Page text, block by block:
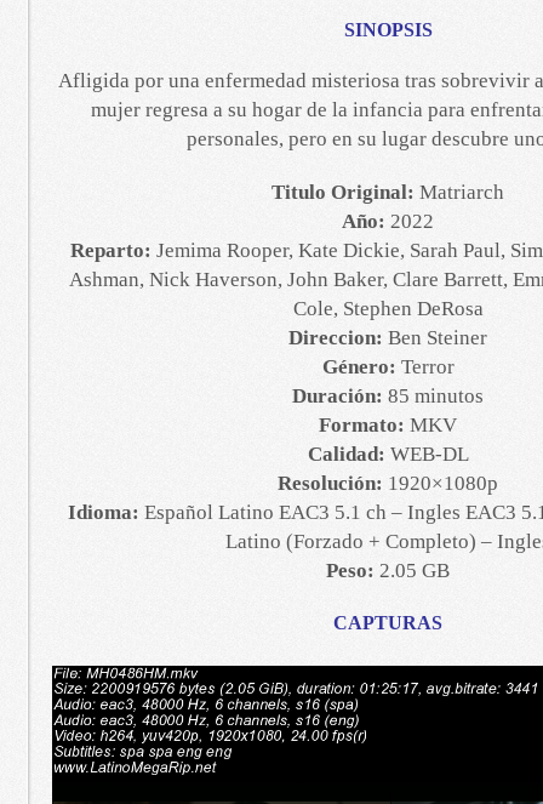
SINOPSIS
Afligida por una enfermedad misteriosa tras sobrevivir
mujer regresa a su hogar de la infancia para
personales, pero en su lugar descubre
Titulo Original: Matriarch
Año: 2022
Reparto: Jemima Rooper, Kate Dickie, Sarah Paul,
Ashman, Nick Haverson, John Baker, Clare Barrett,
Cole, Stephen DeRosa
Direccion: Ben Steiner
Género: Terror
Duración: 85 minutos
Formato: MKV
Calidad: WEB-DL
Resolución: 1920×1080p
Idioma: Español Latino EAC3 5.1 ch – Ingles EAC3
Latino (Forzado + Completo) –
Peso: 2.05 GB
CAPTURAS